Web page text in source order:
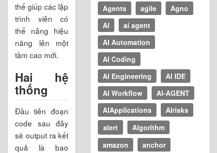
thể giúp các lập
trình viên có
thể nâng hiệu
năng lên một
tầm cao mới.
Hai hệ
thống
Đầu tiên đoạn
code sau đây
sẽ output ra kết
quả là bao
Agents
agile
Agno
AI
ai agent
AI Automation
AI Coding
AI Engineering
AI IDE
AI Workflow
AI-AGENT
AIApplications
AIrisks
alert
Algorithm
amazon
anchor